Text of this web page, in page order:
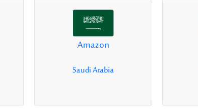
Amazon
Saudi Arabia